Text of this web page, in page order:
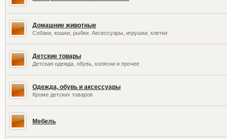
Домашние животные
Собаки, кошки, рыбки. Аксессуары, игрушки, клетки
Детские товары
Детская одежда, обувь, коляски и прочее
Одежда, обувь и аксессуары
Кроме детских товаров
Мебель